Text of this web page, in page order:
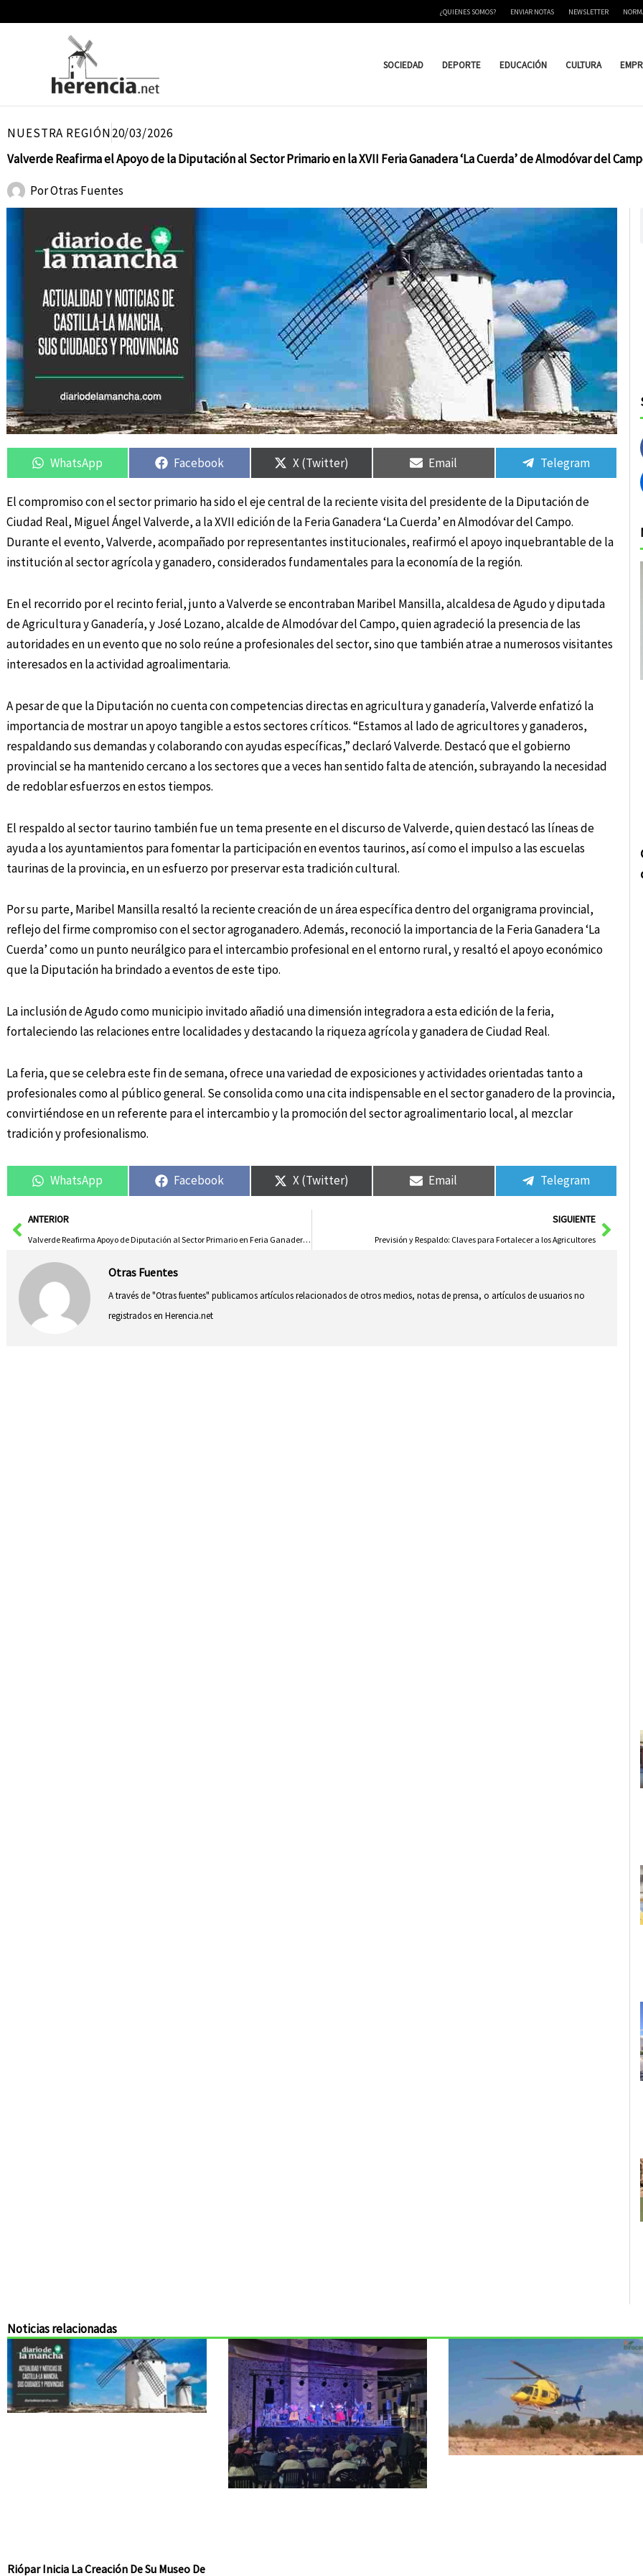
¿QUIENES SOMOS? ENVIAR NOTAS NEWSLETTER
SOCIEDAD DEPORTE EDUCACIÓN CULTURA
NUESTRA REGIÓN20/03/2026
Valverde Reafirma el Apoyo de la Diputación al Sector Primario en la XVII Feria Ganadera ‘La Cuerda’ de Almodóvar del
PorOtras Fuentes
Compartir
en
WhatsApp
Compartir
en
Facebook
Compartir
en
X (Twitter)
Compartir
en
Email
Compartir
en
Telegram
El compromiso con el sector primario ha sido el eje central de la reciente visita del presidente de la Diputación de
Ciudad Real, Miguel Ángel Valverde, a la XVII edición de la Feria Ganadera ‘La Cuerda’ en Almodóvar del Campo.
Durante el evento, Valverde, acompañado por representantes institucionales, reafirmó el apoyo inquebrantable de la
institución al sector agrícola y ganadero, considerados fundamentales para la economía de la región.
En el recorrido por el recinto ferial, junto a Valverde se encontraban Maribel Mansilla, alcaldesa de Agudo y diputada
de Agricultura y Ganadería, y José Lozano, alcalde de Almodóvar del Campo, quien agradeció la presencia de las
autoridades en un evento que no solo reúne a profesionales del sector, sino que también atrae a numerosos visitantes
interesados en la actividad agroalimentaria.
A pesar de que la Diputación no cuenta con competencias directas en agricultura y ganadería, Valverde enfatizó la
importancia de mostrar un apoyo tangible a estos sectores críticos. “Estamos al lado de agricultores y ganaderos,
respaldando sus demandas y colaborando con ayudas específicas,” declaró Valverde. Destacó que el gobierno
provincial se ha mantenido cercano a los sectores que a veces han sentido falta de atención, subrayando la necesidad
de redoblar esfuerzos en estos tiempos.
El respaldo al sector taurino también fue un tema presente en el discurso de Valverde, quien destacó las líneas de
ayuda a los ayuntamientos para fomentar la participación en eventos taurinos, así como el impulso a las escuelas
taurinas de la provincia, en un esfuerzo por preservar esta tradición cultural.
Por su parte, Maribel Mansilla resaltó la reciente creación de un área específica dentro del organigrama provincial,
reflejo del firme compromiso con el sector agroganadero. Además, reconoció la importancia de la Feria Ganadera ‘La
Cuerda’ como un punto neurálgico para el intercambio profesional en el entorno rural, y resaltó el apoyo económico
que la Diputación ha brindado a eventos de este tipo.
La inclusión de Agudo como municipio invitado añadió una dimensión integradora a esta edición de la feria,
fortaleciendo las relaciones entre localidades y destacando la riqueza agrícola y ganadera de Ciudad Real.
La feria, que se celebra este fin de semana, ofrece una variedad de exposiciones y actividades orientadas tanto a
profesionales como al público general. Se consolida como una cita indispensable en el sector ganadero de la provincia,
convirtiéndose en un referente para el intercambio y la promoción del sector agroalimentario local, al mezclar
tradición y profesionalismo.
Compartir
en
WhatsApp
Compartir
en
Facebook
Compartir
en
X (Twitter)
Compartir
en
Email
Compartir
en
Telegram
AntANTERIOR
Valverde Reafirma Apoyo de Diputación al Sector Primario en Feria Ganadera de Almodóvar del Campo
SIGUIENTE
Previsión y Respaldo: Claves para Fortalecer a los Agricultores
Otras Fuentes
A través de "Otras fuentes" publicamos artículos relacionados de otros medios, notas de prensa, o artículos de usuarios no
registrados en Herencia.net
Noticias relacionadas
Riópar Inicia La Creación De Su Museo De